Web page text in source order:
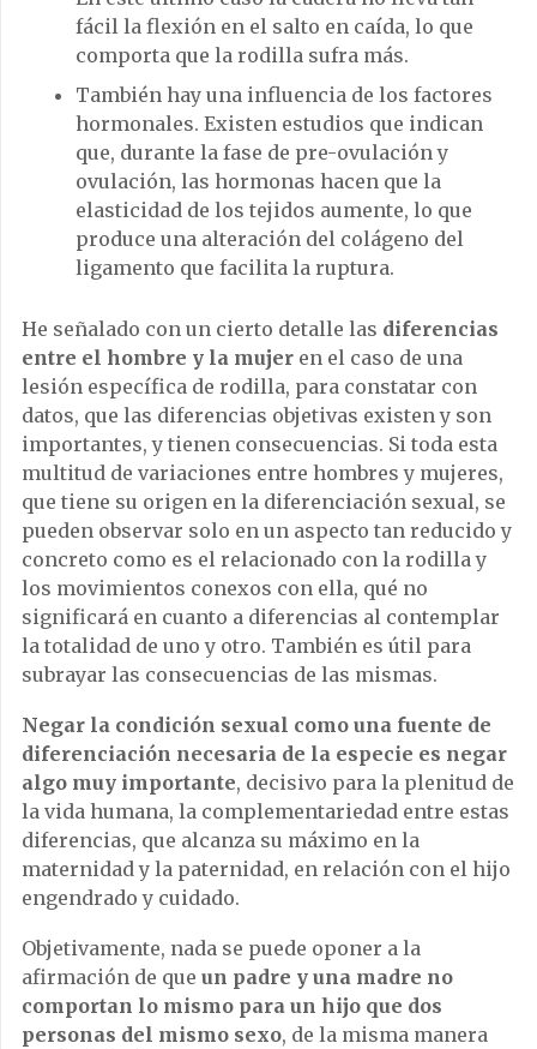
fácil la flexión en el salto en caída, lo que
comporta que la rodilla sufra más.
También hay una influencia de los factores
hormonales. Existen estudios que indican
que, durante la fase de pre-ovulación y
ovulación, las hormonas hacen que la
elasticidad de los tejidos aumente, lo que
produce una alteración del colágeno del
ligamento que facilita la ruptura.
He señalado con un cierto detalle las diferencias
entre el hombre y la mujer en el caso de una
lesión específica de rodilla, para constatar con
datos, que las diferencias objetivas existen y son
importantes, y tienen consecuencias. Si toda esta
multitud de variaciones entre hombres y mujeres,
que tiene su origen en la diferenciación sexual, se
pueden observar solo en un aspecto tan reducido y
concreto como es el relacionado con la rodilla y
los movimientos conexos con ella, qué no
significará en cuanto a diferencias al contemplar
la totalidad de uno y otro. También es útil para
subrayar las consecuencias de las mismas.
Negar la condición sexual como una fuente de
diferenciación necesaria de la especie es negar
algo muy importante, decisivo para la plenitud de
la vida humana, la complementariedad entre estas
diferencias, que alcanza su máximo en la
maternidad y la paternidad, en relación con el hijo
engendrado y cuidado.
Objetivamente, nada se puede oponer a la
afirmación de que un padre y una madre no
comportan lo mismo para un hijo que dos
personas del mismo sexo, de la misma manera